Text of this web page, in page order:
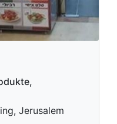
Jerusalem